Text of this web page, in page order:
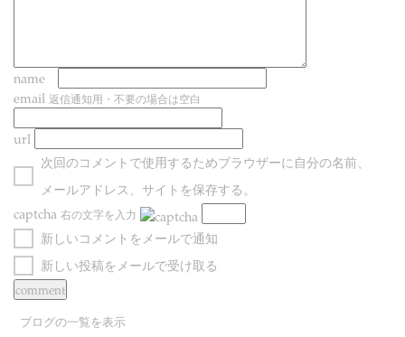
name
email 返信通知用・不要の場合は空白
url
次回のコメントで使用するためブラウザーに自分の名前、
メールアドレス、サイトを保存する。
captcha 右の文字を入力
新しいコメントをメールで通知
新しい投稿をメールで受け取る
ブログの一覧を表示